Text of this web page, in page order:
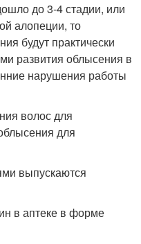
до 3-4 стадии, или
алопеции, то
будут практически
развития облысения в
нарушения работы
выпускаются
в аптеке в форме